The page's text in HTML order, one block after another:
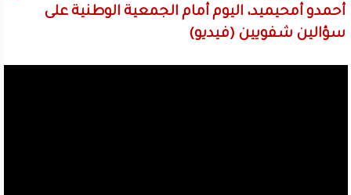
أحمدو أمحيميد، اليوم أمام الجمعية الوطنية على
سؤالين شفويين (فيديو)